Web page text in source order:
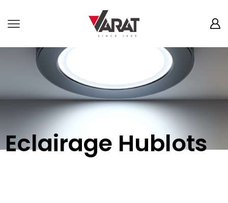
Eclairage Hublots